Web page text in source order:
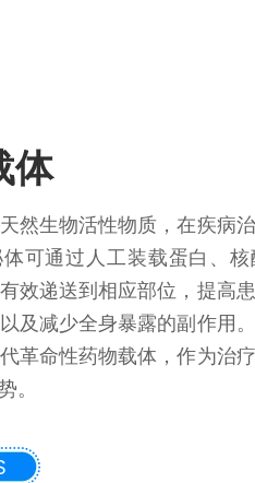
体
然生物活性物质，在疾病
可通过人工装载蛋白、
效递送到相应部位，提高
及减少全身暴露的副作用
革命性药物载体，作为治
。